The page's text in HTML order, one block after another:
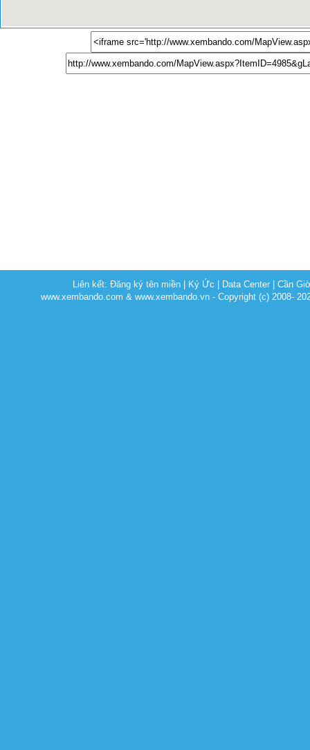
Liên kết:Đăng ký tên miền Ký Ức Data Center |Cần
www.xembando.com & www.xembando.vn - Copyright (c) 2008-